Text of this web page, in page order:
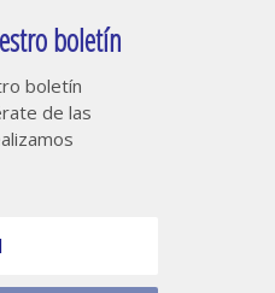
boletín
boletín
de las